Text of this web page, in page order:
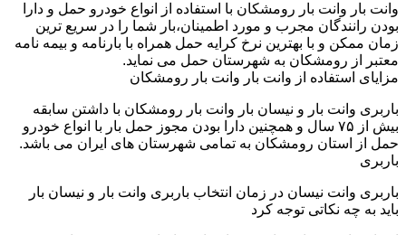
وانت بار وانت بار رومشکان با استفاده از انواع خودرو حمل و دارا
بودن رانندگان مجرب و مورد اطمینان،بار شما را در سریع ترین
زمان ممکن و با بهترین نرخ کرایه حمل همراه با بارنامه و بیمه نامه
معتبر از رومشکان به شهرستان حمل می نماید.
مزایای استفاده از وانت بار وانت بار رومشکان
باربری وانت بار و نیسان بار وانت بار رومشکان با داشتن سابقه
بیش از ۷۵ سال و همچنین دارا بودن مجوز حمل بار با انواع خودرو
حمل از استان رومشکان به تمامی شهرستان های ایران می باشد.
باربری
باربری وانت نیسان در زمان انتخاب باربری وانت بار و نیسان بار
باید به چه نکاتی توجه کرد